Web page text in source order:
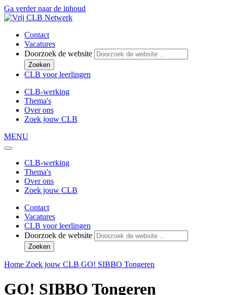
Ga verder naar de inhoud
Contact
Vacatures
Doorzoek de website
Zoeken
CLB voor leerlingen
CLB-werking
Thema's
Over ons
Zoek jouw CLB
MENU
CLB-werking
Thema's
Over ons
Zoek jouw CLB
Contact
Vacatures
CLB voor leerlingen
Doorzoek de website
Zoeken
Home Zoek jouw CLB GO! SIBBO Tongeren
GO! SIBBO Tongeren